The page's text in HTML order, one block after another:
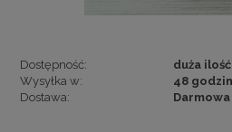
Dostępność:
duża ilość
Wysyłka w:
48 godzin
Dostawa:
Darmowa
Cena nie zawiera